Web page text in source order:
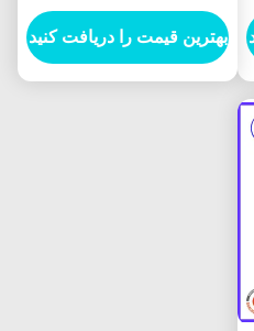
اکسید روی با مسکن
سرامیکی ، IEC60099-4
بهترین قیمت را دریافت کنید